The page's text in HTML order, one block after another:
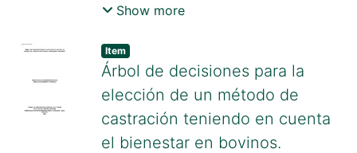
clínicos de la ciudad de Villavicencio
hospitalización para la especie felina
doméstica, con algunas herramientas
como encuestas, estudios de conductas
emocionales positivas y negativas y/o
estudios de espacios e infraestructura
para recolectar datos puntuales que
Show more
Item
Árbol de decisiones para la
elección de un método de
castración teniendo en cuenta
el bienestar en bovinos.